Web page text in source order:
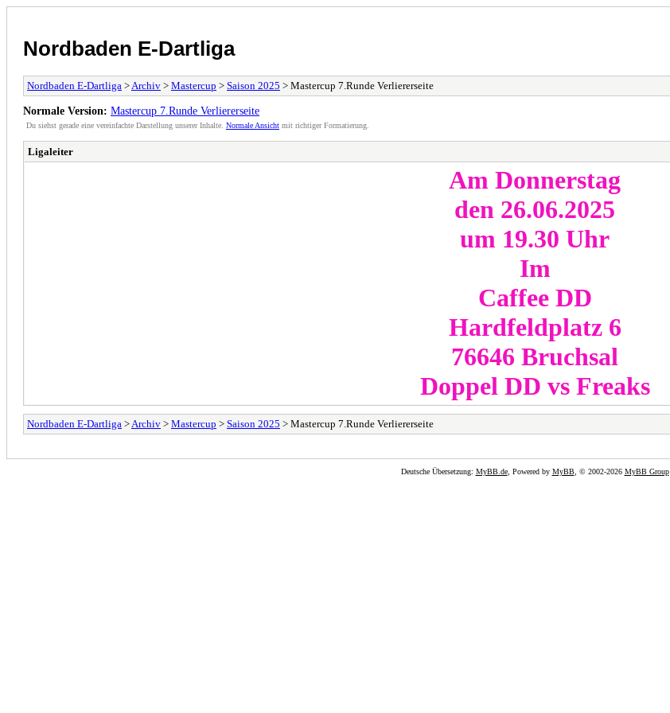
Nordbaden E-Dartliga
Nordbaden E-Dartliga > Archiv > Mastercup > Saison 2025 > Mastercup 7.Runde Verliererseite
Normale Version: Mastercup 7.Runde Verliererseite
Du siehst gerade eine vereinfachte Darstellung unserer Inhalte. Normale Ansicht mit richtiger Formatierung.
Ligaleiter
Am Donnerstag
den 26.06.2025
um 19.30 Uhr
Im
Caffee DD
Hardfeldplatz 6
76646 Bruchsal
Doppel DD vs Freaks
Nordbaden E-Dartliga > Archiv > Mastercup > Saison 2025 > Mastercup 7.Runde Verliererseite
Deutsche Übersetzung: MyBB.de, Powered by MyBB, © 2002-2026 MyBB Group